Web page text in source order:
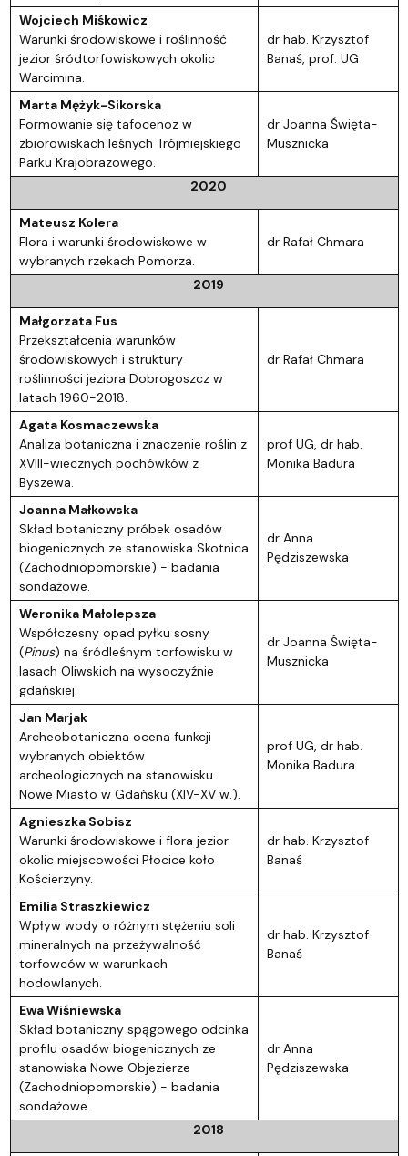
Wojciech Miśkowicz
Warunki środowiskowe i roślinność
jezior śródtorfowiskowych okolic
Warcimina.
dr hab. Krzysztof
Banaś, prof. UG
Marta Mężyk-Sikorska
Formowanie się tafocenoz w
zbiorowiskach leśnych Trójmiejskiego
Parku Krajobrazowego.
dr Joanna Święta-
Musznicka
2020
Mateusz Kolera
Flora i warunki środowiskowe w
wybranych rzekach Pomorza.
dr Rafał Chmara
2019
Małgorzata Fus
Przekształcenia warunków
środowiskowych i struktury
roślinności jeziora Dobrogoszcz w
latach 1960-2018.
dr Rafał Chmara
Agata Kosmaczewska
Analiza botaniczna i znaczenie roślin z
XVIII-wiecznych pochówków z
Byszewa.
prof UG, dr hab.
Monika Badura
Joanna Małkowska
Skład botaniczny próbek osadów
biogenicznych ze stanowiska Skotnica
(Zachodniopomorskie) - badania
sondażowe.
dr Anna
Pędziszewska
Weronika Małolepsza
Współczesny opad pyłku sosny
(Pinus) na śródleśnym torfowisku w
lasach Oliwskich na wysoczyźnie
gdańskiej.
dr Joanna Święta-
Musznicka
Jan Marjak
Archeobotaniczna ocena funkcji
wybranych obiektów
archeologicznych na stanowisku
Nowe Miasto w Gdańsku (XIV-XV w.).
prof UG, dr hab.
Monika Badura
Agnieszka Sobisz
Warunki środowiskowe i flora jezior
okolic miejscowości Płocice koło
Kościerzyny.
dr hab. Krzysztof
Banaś
Emilia Straszkiewicz
Wpływ wody o różnym stężeniu soli
mineralnych na przeżywalność
torfowców w warunkach
hodowlanych.
dr hab. Krzysztof
Banaś
Ewa Wiśniewska
Skład botaniczny spągowego odcinka
profilu osadów biogenicznych ze
stanowiska Nowe Objezierze
(Zachodniopomorskie) - badania
sondażowe.
dr Anna
Pędziszewska
2018